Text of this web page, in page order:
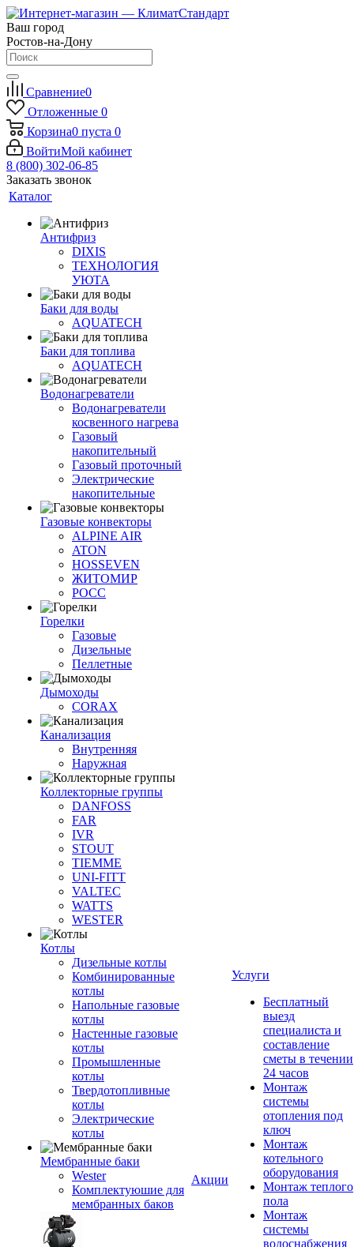
Ваш город
Ростов-на-Дону
Сравнение0
Отложенные 0
Корзина0 пуста 0
ВойтиМой кабинет
8 (800) 302-06-85
Заказать звонок
Каталог
Антифриз
DIXIS
ТЕХНОЛОГИЯ
УЮТА
Баки для воды
AQUATECH
Баки для топлива
AQUATECH
Водонагреватели
Водонагреватели
косвенного нагрева
Газовый
накопительный
Газовый проточный
Электрические
накопительные
Газовые конвекторы
ALPINE AIR
ATON
HOSSEVEN
ЖИТОМИР
РОСС
Горелки
Газовые
Дизельные
Пеллетные
Дымоходы
CORAX
Канализация
Внутренняя
Наружная
Коллекторные группы
DANFOSS
FAR
IVR
STOUT
TIEMME
UNI-FITT
VALTEC
WATTS
WESTER
Котлы
Дизельные котлы
Комбинированные
котлы
Напольные газовые
котлы
Настенные газовые
котлы
Промышленные
котлы
Твердотопливные
котлы
Электрические
котлы
Мембранные баки
Wester
Комплектуюшие для
мембранных баков
Акции
Услуги
Бесплатный
выезд
специалиста и
составление
сметы в течении
24 часов
Монтаж
системы
отопления под
ключ
Монтаж
котельного
оборудования
Монтаж теплого
пола
Монтаж
системы
водоснабжения